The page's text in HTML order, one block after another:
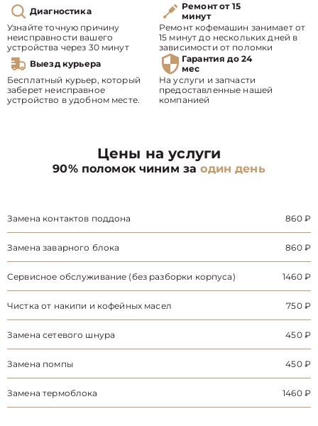
Диагностика
Узнайте точную причину
неисправности вашего
устройства через 30 минут
Ремонт от 15
минут
Ремонт кофемашин занимает от
15 минут до нескольких дней в
зависимости от поломки
Выезд курьера
Бесплатный курьер, который
заберет неисправное
устройство в удобном месте.
Гарантия до 24
мес
На услуги и запчасти
предоставленные нашей
компанией
Цены на услуги
90% поломок чиним заодин день
Замена контактов поддона 860 ₽
Замена заварного блока 860 ₽
Сервисное обслуживание (без разборки корпуса) 1460 ₽
Чистка от накипи и кофейных масел 750 ₽
Замена сетевого шнура 450 ₽
Замена помпы 450 ₽
Замена термоблока 1460 ₽